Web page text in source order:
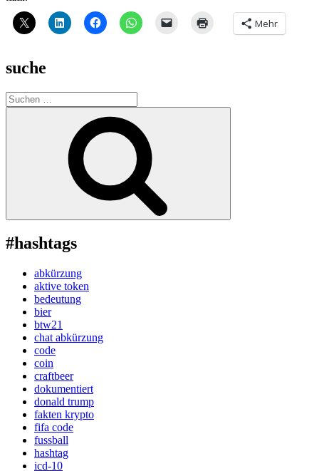
Mehr
suche
Suche
nach:
#hashtags
abkürzung
aktive token
bedeutung
bier
btw21
chat abkürzung
code
coin
craftbeer
dokumentiert
donald trump
fakten krypto
fifa code
fussball
hashtag
icd-10